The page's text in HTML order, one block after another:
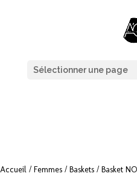
Sélectionner une page
Accueil /Femmes /Baskets / Basket